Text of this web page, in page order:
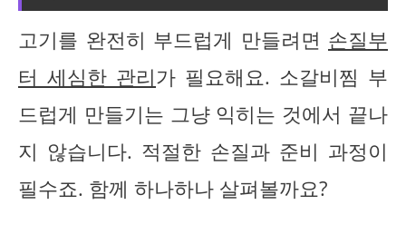
고기를 완전히 부드럽게 만들려면 손질부
터 세심한 관리가 필요해요. 소갈비찜 부
드럽게 만들기는 그냥 익히는 것에서 끝나
지 않습니다. 적절한 손질과 준비 과정이
필수죠. 함께 하나하나 살펴볼까요?